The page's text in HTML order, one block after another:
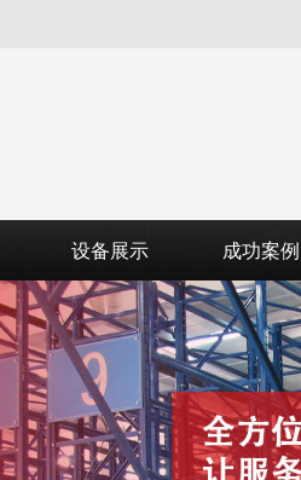
设备展示 成功案例